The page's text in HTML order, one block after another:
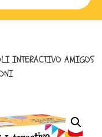
INTERACTIVO AMIGOS